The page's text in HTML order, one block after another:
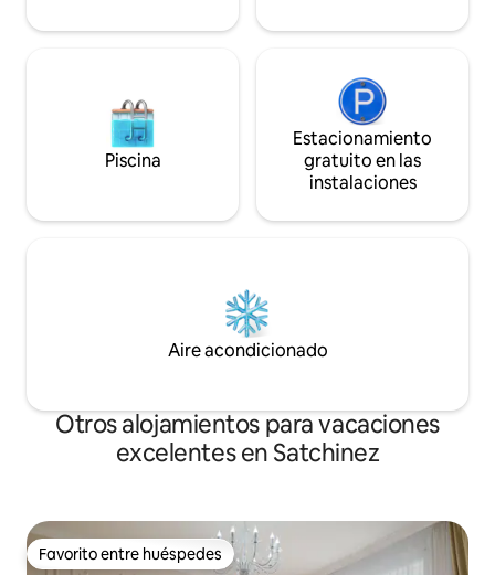
Piscina
Estacionamiento
gratuito en las
instalaciones
Aire acondicionado
Otros alojamientos para vacaciones
excelentes en Satchinez
Favorito entre huéspedes
Favorito entre huéspedes